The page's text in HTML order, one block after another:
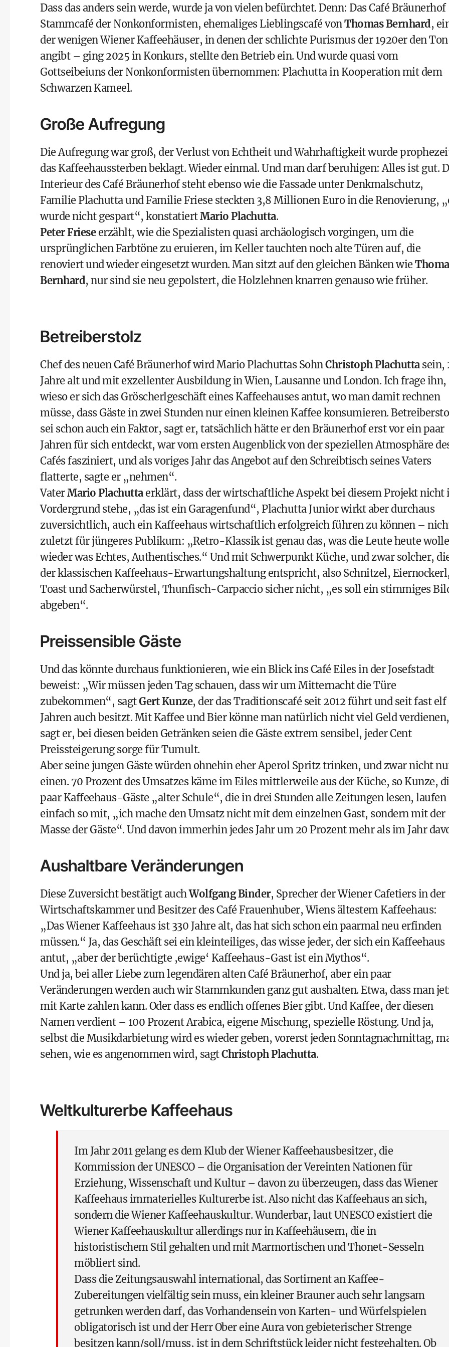
Dass das anders sein werde, wurde ja von vielen befürchtet. Denn: Das Café Bräunerhof
Stammcafé der Nonkonformisten, ehemaliges Lieblingscafé vonThomas Bernhard,
der wenigen Wiener Kaffeehäuser, in denen der schlichte Purismus der 1920er den Ton
angibt – ging 2025 in Konkurs, stellte den Betrieb ein. Und wurde quasi vom
Gottseibeiuns der Nonkonformisten übernommen: Plachutta in Kooperation mit dem
Schwarzen Kameel.
Große Aufregung
Die Aufregung war groß, der Verlust von Echtheit und Wahrhaftigkeit wurde
das Kaffeehaussterben beklagt. Wieder einmal. Und man darf beruhigen: Alles ist gut.
Interieur des Café Bräunerhof steht ebenso wie die Fassade unter Denkmalschutz,
Familie Plachutta und Familie Friese steckten 3,8 Millionen Euro in die Renovierung,
wurde nicht gespart“, konstatiertMario Plachutta.
Peter Frieseerzählt, wie die Spezialisten quasi archäologisch vorgingen, um die
ursprünglichen Farbtöne zu eruieren, im Keller tauchten noch alte Türen auf, die
renoviert und wieder eingesetzt wurden. Man sitzt auf den gleichen Bänken wie
Bernhard, nur sind sie neu gepolstert, die Holzlehnen knarren genauso wie früher.
Betreiberstolz
Chef des neuen Café Bräunerhof wird Mario Plachuttas SohnChristoph Plachuttasein,
Jahre alt und mit exzellenter Ausbildung in Wien, Lausanne und London. Ich frage ihn,
wieso er sich das Gröscherlgeschäft eines Kaffeehauses antut, wo man damit rechnen
müsse, dass Gäste in zwei Stunden nur einen kleinen Kaffee konsumieren.
sei schon auch ein Faktor, sagt er, tatsächlich hätte er den Bräunerhof erst vor ein paar
Jahren für sich entdeckt, war vom ersten Augenblick von der speziellen Atmosphäre
Cafés fasziniert, und als voriges Jahr das Angebot auf den Schreibtisch seines Vaters
flatterte, sagte er „nehmen“.
VaterMario Plachuttaerklärt, dass der wirtschaftliche Aspekt bei diesem Projekt nicht
Vordergrund stehe, „das ist ein Garagenfund“, Plachutta Junior wirkt aber durchaus
zuversichtlich, auch ein Kaffeehaus wirtschaftlich erfolgreich führen zu können –
zuletzt für jüngeres Publikum: „Retro-Klassik ist genau das, was die Leute heute
wieder was Echtes, Authentisches.“ Und mit Schwerpunkt Küche, und zwar solcher,
der klassischen Kaffeehaus-Erwartungshaltung entspricht, also Schnitzel, Eiernockerl,
Toast und Sacherwürstel, Thunfisch-Carpaccio sicher nicht, „es soll ein stimmiges
abgeben“.
Preissensible Gäste
Und das könnte durchaus funktionieren, wie ein Blick ins Café Eiles in der Josefstadt
beweist: „Wir müssen jeden Tag schauen, dass wir um Mitternacht die Türe
zubekommen“, sagtGert Kunze, der das Traditionscafé seit 2012 führt und seit fast elf
Jahren auch besitzt. Mit Kaffee und Bier könne man natürlich nicht viel Geld verdienen,
sagt er, bei diesen beiden Getränken seien die Gäste extrem sensibel, jeder Cent
Preissteigerung sorge für Tumult.
Aber seine jungen Gäste würden ohnehin eher Aperol Spritz trinken, und zwar nicht
einen. 70 Prozent des Umsatzes käme im Eiles mittlerweile aus der Küche, so Kunze,
paar Kaffeehaus-Gäste „alter Schule“, die in drei Stunden alle Zeitungen lesen, laufen
einfach so mit, „ich mache den Umsatz nicht mit dem einzelnen Gast, sondern mit der
Masse der Gäste“. Und davon immerhin jedes Jahr um 20 Prozent mehr als im Jahr
Aushaltbare Veränderungen
Diese Zuversicht bestätigt auchWolfgang Binder, Sprecher der Wiener Cafetiers in der
Wirtschaftskammer und Besitzer des Café Frauenhuber, Wiens ältestem Kaffeehaus:
„Das Wiener Kaffeehaus ist 330 Jahre alt, das hat sich schon ein paarmal neu erfinden
müssen.“ Ja, das Geschäft sei ein kleinteiliges, das wisse jeder, der sich ein Kaffeehaus
antut, „aber der berüchtigte ,ewige‘ Kaffeehaus-Gast ist ein Mythos“.
Und ja, bei aller Liebe zum legendären alten Café Bräunerhof, aber ein paar
Veränderungen werden auch wir Stammkunden ganz gut aushalten. Etwa, dass man
mit Karte zahlen kann. Oder dass es endlich offenes Bier gibt. Und Kaffee, der diesen
Namen verdient – 100 Prozent Arabica, eigene Mischung, spezielle Röstung. Und ja,
selbst die Musikdarbietung wird es wieder geben, vorerst jeden Sonntagnachmittag,
sehen, wie es angenommen wird, sagtChristoph Plachutta.
Weltkulturerbe Kaffeehaus
Im Jahr 2011 gelang es dem Klub der Wiener Kaffeehausbesitzer, die
Kommission der UNESCO – die Organisation der Vereinten Nationen für
Erziehung, Wissenschaft und Kultur – davon zu überzeugen, dass das Wiener
Kaffeehaus immaterielles Kulturerbe ist. Also nicht das Kaffeehaus an sich,
sondern die Wiener Kaffeehauskultur. Wunderbar, laut UNESCO existiert die
Wiener Kaffeehauskultur allerdings nur in Kaffeehäusern, die in
historistischem Stil gehalten und mit Marmortischen und Thonet-Sesseln
möbliert sind.
Dass die Zeitungsauswahl international, das Sortiment an Kaffee-
Zubereitungen vielfältig sein muss, ein kleiner Brauner auch sehr langsam
getrunken werden darf, das Vorhandensein von Karten- und Würfelspielen
obligatorisch ist und der Herr Ober eine Aura von gebieterischer Strenge
besitzen kann/soll/muss, ist in dem Schriftstück leider nicht festgehalten. Ob